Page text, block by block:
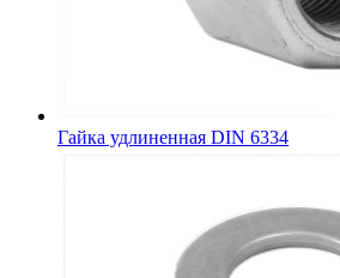
Гайка удлиненная DIN 6334